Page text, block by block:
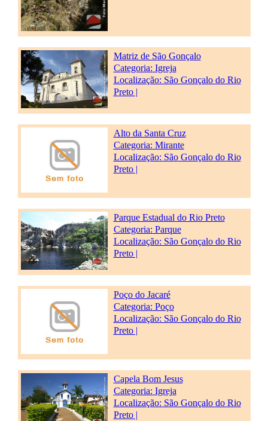
Matriz de São Gonçalo
Categoria: Igreja
Localização: São Gonçalo do Rio
Preto |
Alto da Santa Cruz
Categoria: Mirante
Localização: São Gonçalo do Rio
Preto |
Parque Estadual do Rio Preto
Categoria: Parque
Localização: São Gonçalo do Rio
Preto |
Poço do Jacaré
Categoria: Poço
Localização: São Gonçalo do Rio
Preto |
Capela Bom Jesus
Categoria: Igreja
Localização: São Gonçalo do Rio
Preto |